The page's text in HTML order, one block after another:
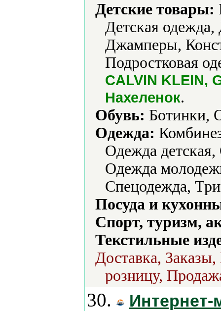
Детские товары:
Детская
Джамперы,
Подростковая
CALVIN KLEIN,
Нахеленок.
Обувь: Ботинки,
Одежда:
Одежда
Одежда
Спецодежда,
Посуда и
Спорт, туризм,
Текстильные
Доставка,
розницу,
30.
Интернет-